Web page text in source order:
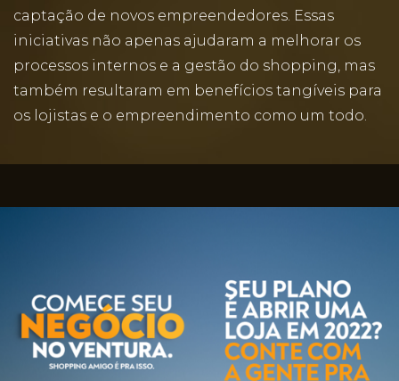
captação de novos empreendedores. Essas
iniciativas não apenas ajudaram a melhorar os
processos internos e a gestão do shopping, mas
também resultaram em benefícios tangíveis para
os lojistas e o empreendimento como um todo.